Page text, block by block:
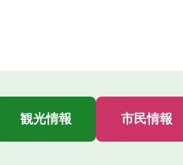
観光情報 市民情報